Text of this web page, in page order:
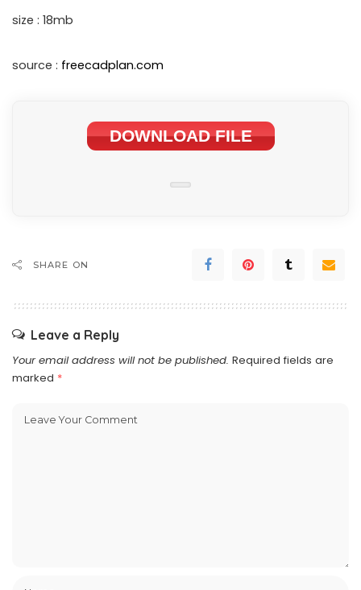
size : 18mb
source : freecadplan.com
DOWNLOAD FILE
SHARE ON
Leave a Reply
Your email address will not be published. Required fields are
marked *